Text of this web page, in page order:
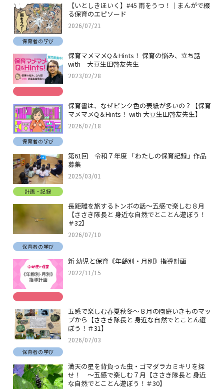
【いとしきほいく】#45 雨をうつ！｜まんがで綴
る保育のエピソード
2026/07/21
保育者の学び
保育マメマメQ＆Hints！ 保育の悩み、立ち話
with 大豆生田啓友先生
2023/02/28
保育書は、なぜピンク色の表紙が多いの？【保育
マメマメQ＆Hints！ with 大豆生田啓友先生】
2026/07/18
保育者の学び
第61回 令和７年度 「わたしの保育記録」作品
募集
2025/03/01
計画・記録
長距離を旅するトンボの話～五感で楽しむ８月
【ささき隊長と 身近な自然でとことん遊ぼう！
＃32】
2026/07/10
保育者の学び
新 幼児と保育《年齢別・月別》指導計画
2022/11/15
五感で楽しむ春夏秋冬～８月の園庭いきものマッ
プから【ささき隊長と 身近な自然でとことん遊
ぼう！＃31】
2026/07/03
保育者の学び
満天の星を背負った虫・ゴマダラカミキリを探
せ！ ～五感で楽しむ７月【ささき隊長と 身近
な自然でとことん遊ぼう！＃30】